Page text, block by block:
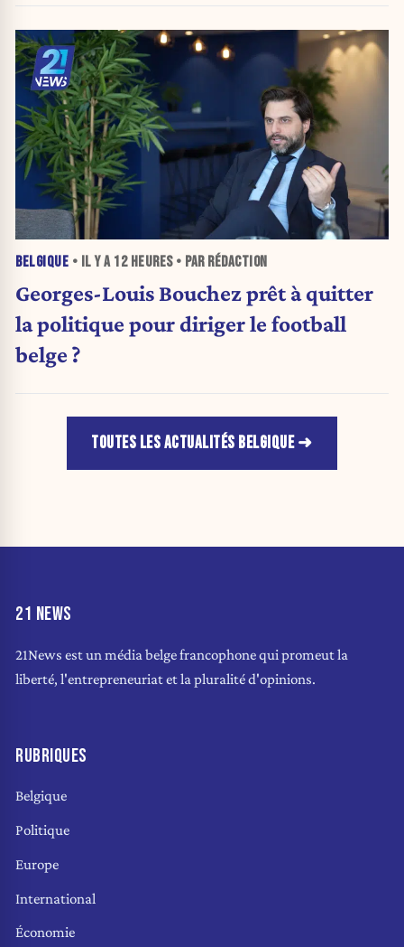
BELGIQUE • IL Y A 12 HEURES• PAR RÉDACTION
Georges-Louis Bouchez prêt à quitter
la politique pour diriger le football
belge ?
TOUTES LES ACTUALITÉS BELGIQUE
21 NEWS
21News est un média belge francophone qui promeut la
liberté, l'entrepreneuriat et la pluralité d'opinions.
RUBRIQUES
Belgique
Politique
Europe
International
Économie